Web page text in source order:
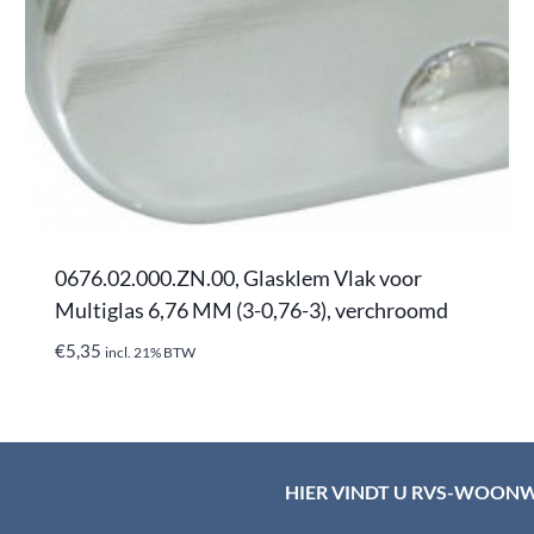
0676.02.000.ZN.00, Glasklem Vlak voor
Multiglas 6,76 MM (3-0,76-3), verchroomd
€5,35 incl. 21% BTW
HIER VINDT U RVS-